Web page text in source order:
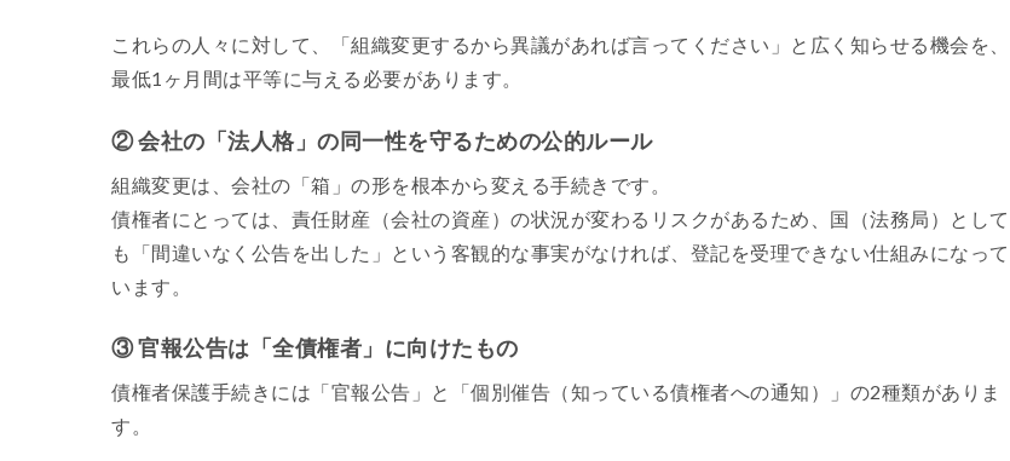
これらの人々に対して、「組織変更するから異議があれば言ってください」と広く知らせる機会を、
最低1ヶ月間は平等に与える必要があります。
② 会社の「法人格」の同一性を守るための公的ルール
組織変更は、会社の「箱」の形を根本から変える手続きです。
債権者にとっては、責任財産（会社の資産）の状況が変わるリスクがあるため、国（法務局）として
も「間違いなく公告を出した」という客観的な事実がなければ、登記を受理できない仕組みになって
います。
③ 官報公告は「全債権者」に向けたもの
債権者保護手続きには「官報公告」と「個別催告（知っている債権者への通知）」の2種類がありま
す。